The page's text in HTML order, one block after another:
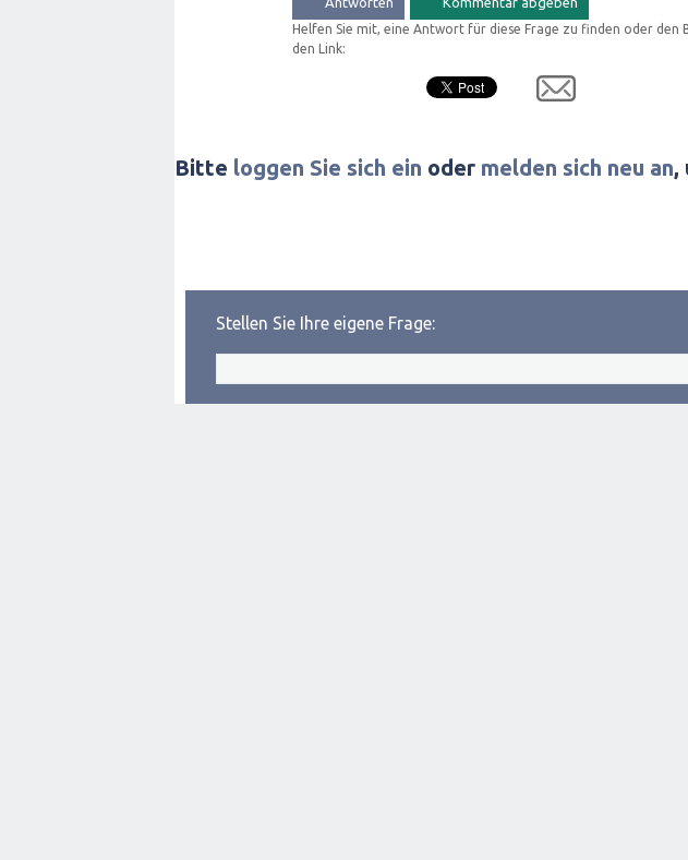
Helfen Sie mit, eine Antwort für diese Frage zu finden oder den
den Link:
Bitte loggen Sie sich ein oder melden sich neu an,
Stellen Sie Ihre eigene Frage: